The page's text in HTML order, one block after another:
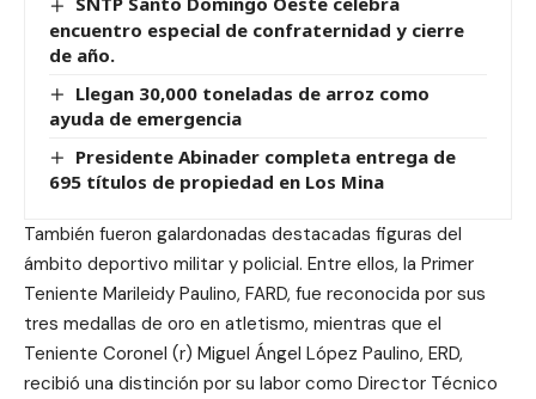
encuentro especial de confraternidad y cierre
de año.
Llegan 30,000 toneladas de arroz como
ayuda de emergencia
Presidente Abinader completa entrega de
695 títulos de propiedad en Los Mina
También fueron galardonadas destacadas figuras del
ámbito deportivo militar y policial. Entre ellos, la Primer
Teniente Marileidy Paulino, FARD, fue reconocida por sus
tres medallas de oro en atletismo, mientras que el
Teniente Coronel (r) Miguel Ángel López Paulino, ERD,
recibió una distinción por su labor como Director Técnico